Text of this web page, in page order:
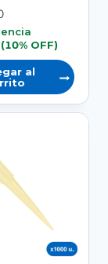
(10% OFF)
al